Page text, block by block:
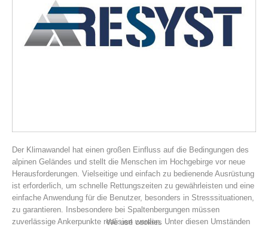
Der Klimawandel hat einen großen Einfluss auf die Bedingungen des
alpinen Geländes und stellt die Menschen im Hochgebirge vor neue
Herausforderungen. Vielseitige und einfach zu bedienende Ausrüstung
ist erforderlich, um schnelle Rettungszeiten zu gewährleisten und eine
einfache Anwendung für die Benutzer, besonders in Stresssituationen,
zu garantieren. Insbesondere bei Spaltenbergungen müssen
zuverlässige Ankerpunkte realisiert werden. Unter diesen Umständen
We use cookies